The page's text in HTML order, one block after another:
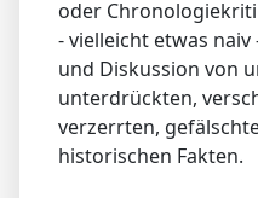
oder
- vielleicht etwas
und Diskussion von
unterdrückten,
verzerrten,
historischen Fakten.